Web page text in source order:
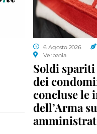
6 Agosto 2026
Verbania
Soldi
dei
concluse le
dell’Arma